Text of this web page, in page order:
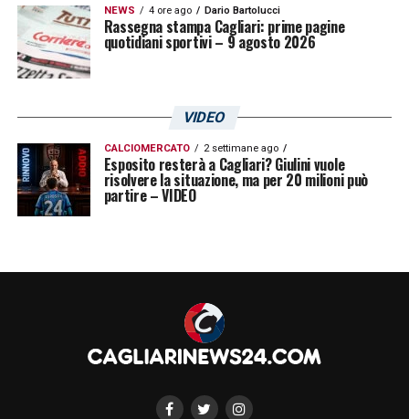
NEWS 4 ore ago Dario Bartolucci
Rassegna stampa Cagliari: prime pagine
quotidiani sportivi – 9 agosto 2026
VIDEO
CALCIOMERCATO 2 settimane ago
Esposito resterà a Cagliari? Giulini vuole
risolvere la situazione, ma per 20 milioni può
partire – VIDEO